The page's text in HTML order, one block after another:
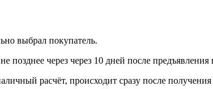
выбрал покупатель.
через через 10 дней после предъявления
расчёт, происходит сразу после